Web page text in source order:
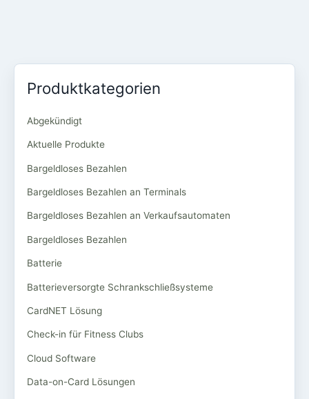
Produktkategorien
Abgekündigt
Aktuelle Produkte
Bargeldloses Bezahlen
Bargeldloses Bezahlen an Terminals
Bargeldloses Bezahlen an Verkaufsautomaten
Bargeldloses Bezahlen
Batterie
Batterieversorgte Schrankschließsysteme
CardNET Lösung
Check-in für Fitness Clubs
Cloud Software
Data-on-Card Lösungen